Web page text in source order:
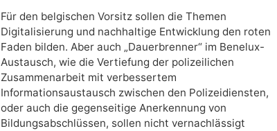
Für den belgischen Vorsitz sollen die Themen
Digitalisierung und nachhaltige Entwicklung den roten
Faden bilden. Aber auch „Dauerbrenner“ im Benelux-
Austausch, wie die Vertiefung der polizeilichen
Zusammenarbeit mit verbessertem
Informationsaustausch zwischen den Polizeidiensten,
oder auch die gegenseitige Anerkennung von
Bildungsabschlüssen, sollen nicht vernachlässigt